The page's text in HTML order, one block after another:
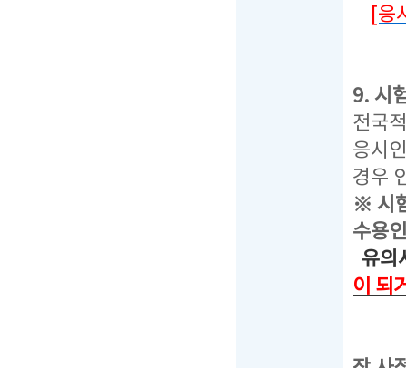
[응
9. 시
전국
응시
경우
※ 시
수용
유의
이 되